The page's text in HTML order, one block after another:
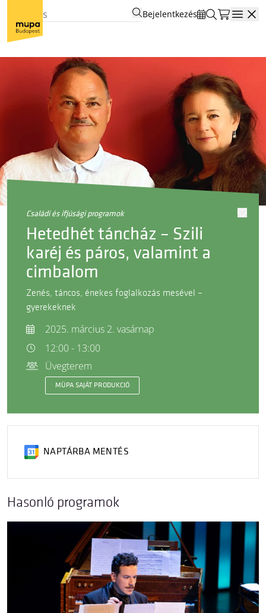
Bejelentkezés
családi és ifjúsági programok
Hetedhét táncház – Szili
karéj és páros, valamint a
cimbalom
Zenés, táncos, énekes foglalkozás mesével –
gyerekeknek
2025. március 2. vasárnap
12:00 - 13:00
Üvegterem
MÜPA SAJÁT PRODUKCIÓ
NAPTÁRBA MENTÉS
Hasonló programok